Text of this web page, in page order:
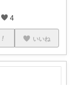
4
いいね